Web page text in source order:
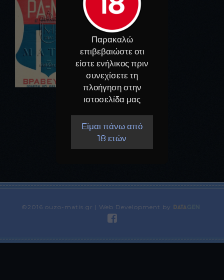
Παρακαλώ
επιβεβαιώστε οτι
είστε ενήλικος πριν
συνεχίσετε τη
πλοήγηση στην
ιστοσελίδα μας
Είμαι πάνω από
18 ετών
©2016 ouzo-matis.gr | Web Development by